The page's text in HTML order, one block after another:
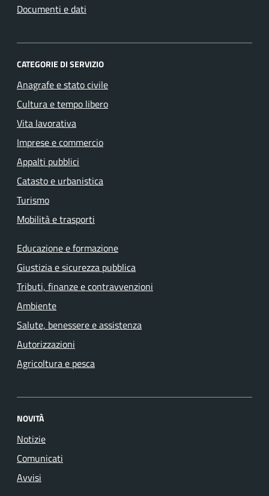
Documenti e dati
CATEGORIE DI SERVIZIO
Anagrafe e stato civile
Cultura e tempo libero
Vita lavorativa
Imprese e commercio
Appalti pubblici
Catasto e urbanistica
Turismo
Mobilità e trasporti
Educazione e formazione
Giustizia e sicurezza pubblica
Tributi, finanze e contravvenzioni
Ambiente
Salute, benessere e assistenza
Autorizzazioni
Agricoltura e pesca
NOVITÀ
Notizie
Comunicati
Avvisi